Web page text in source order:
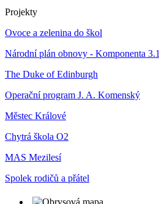
Projekty
Ovoce a zelenina do škol
Národní plán obnovy - Komponenta 3.1
The Duke of Edinburgh
Operační program J. A. Komenský
Městec Králové
Chytrá škola O2
MAS Mezilesí
Spolek rodičů a přátel